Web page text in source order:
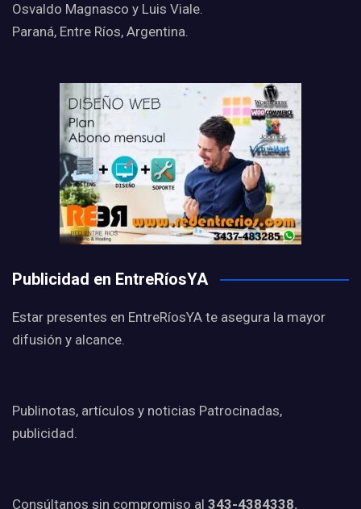
Osvaldo Magnasco y Luis Viale.
Paraná, Entre Ríos, Argentina.
Publicidad en EntreRíosYA
Estar presentes en EntreRíosYA te asegura la mayor
difusión y alcance.
Publinotas, artículos y noticias Patrocinadas,
publicidad.
Consúltanos sin compromiso al 343-4384338.